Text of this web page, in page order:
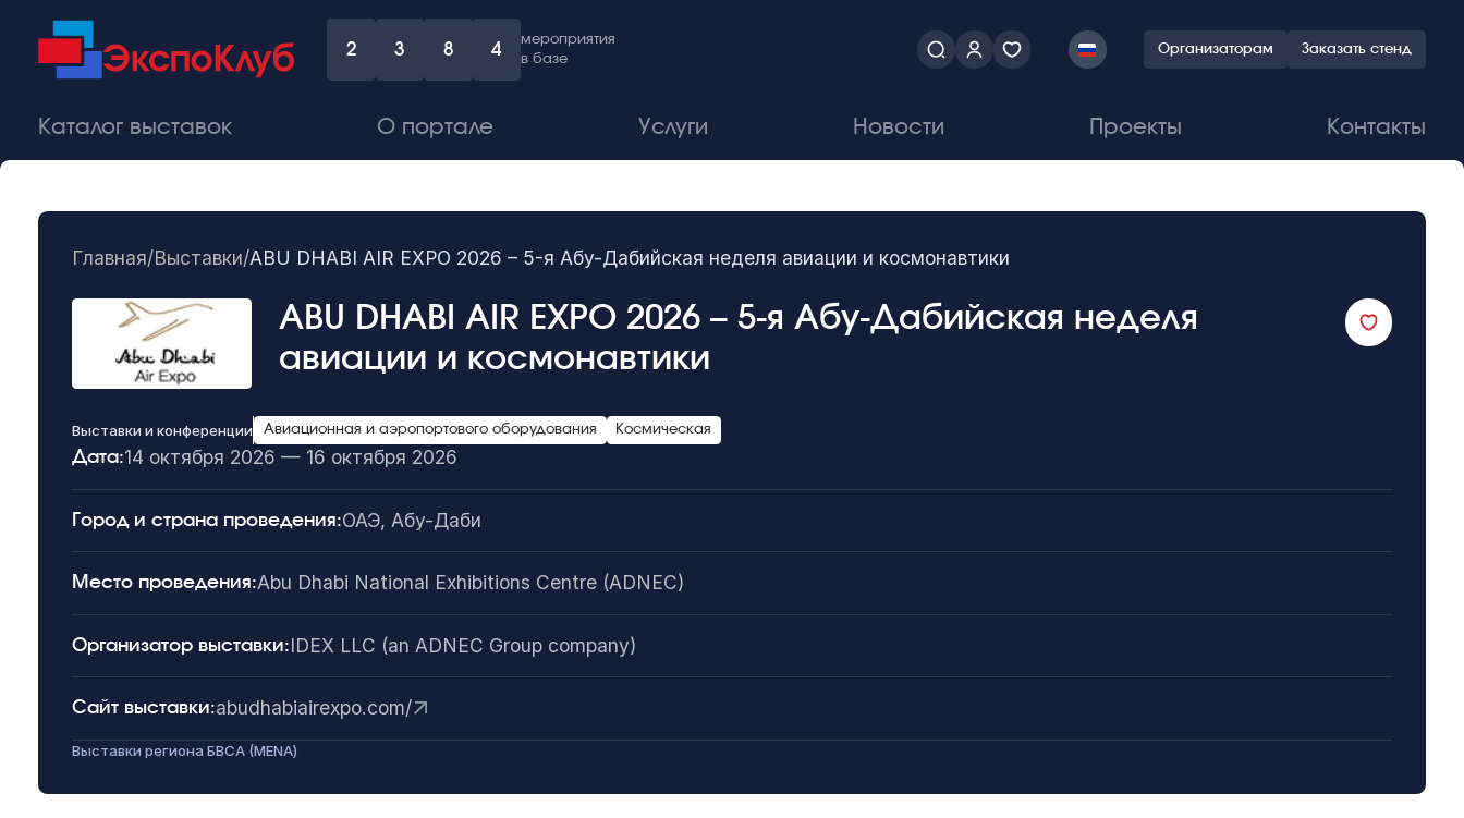
2 3 8 4
мероприятия
в базе
Организаторам Заказать стенд
Каталог выставок О портале Услуги Новости Проекты Контакты
Главная/Выставки/ABU DHABI AIR EXPO 2026 – 5-я Абу-Дабийская неделя авиации и космонавтики
ABU DHABI AIR EXPO 2026 – 5-я Абу-Дабийская неделя
авиации и космонавтики
Выставки и конференции Авиационная и аэропортового оборудования Космическая
Дата:14 октября 2026 — 16 октября 2026
Город и страна проведения:ОАЭ, Абу-Даби
Место проведения:Abu Dhabi National Exhibitions Centre (ADNEC)
Организатор выставки:IDEX LLC (an ADNEC Group company)
Сайт выставки:abudhabiairexpo.com/
Выставки региона БВСА (MENA)